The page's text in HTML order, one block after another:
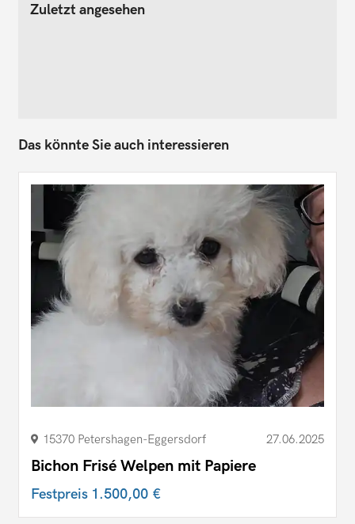
Zuletzt angesehen
Das könnte Sie auch interessieren
15370 Petershagen-Eggersdorf 27.06.2025
Bichon Frisé Welpen mit Papiere
Festpreis 1.500,00 €